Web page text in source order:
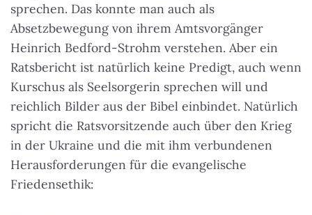
sprechen. Das konnte man auch als
Absetzbewegung von ihrem Amtsvorgänger
Heinrich Bedford-Strohm verstehen. Aber ein
Ratsbericht ist natürlich keine Predigt, auch wenn
Kurschus als Seelsorgerin sprechen will und
reichlich Bilder aus der Bibel einbindet. Natürlich
spricht die Ratsvorsitzende auch über den Krieg
in der Ukraine und die mit ihm verbundenen
Herausforderungen für die evangelische
Friedensethik: